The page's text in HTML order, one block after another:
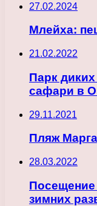
27.02.2024
Млейха:
21.02.2022
Парк
сафари в
29.11.2021
Пляж
28.03.2022
зимних